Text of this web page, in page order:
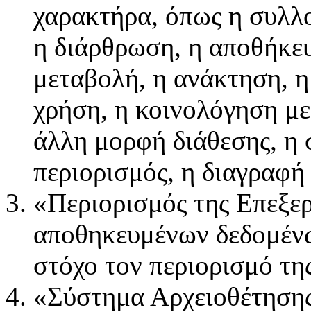
χαρακτήρα, όπως η
η διάρθρωση, η
μεταβολή, η ανάκτηση,
χρήση, η κοινολόγηση
άλλη μορφή διάθεσης, η
περιορισμός, η
«Περιορισμός της
αποθηκευμένων
στόχο τον περιορισμό
«Σύστημα